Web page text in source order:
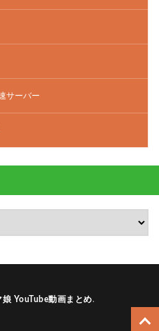
サーバー
娘 YouTube動画まとめ.